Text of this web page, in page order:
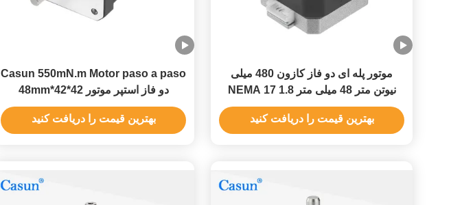
موتور پله ای دو فاز کازون 480 میلی
نیوتن متر 48 میلی متر NEMA 17 1.8
درجه
بهترین قیمت را دریافت کنید
Casun 550mN.m Motor paso a paso
دو فاز استپر موتور 42*42*48mm
NEMA 17 1.8 درجه
بهترین قیمت را دریافت کنید